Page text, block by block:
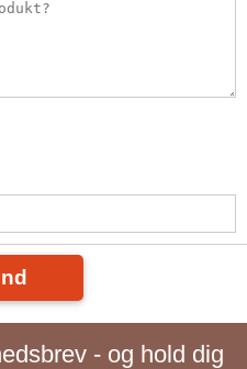
- og hold dig